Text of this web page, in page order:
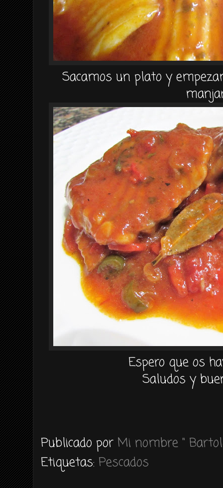
Sacamos un plato y
Espero que os
Saludos y
Publicado por Mi nombre "
Etiquetas: Pescados